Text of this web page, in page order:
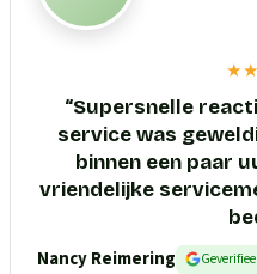
“Supersnelle
service was
binnen een paar
vriendelijke
Nancy Reimering